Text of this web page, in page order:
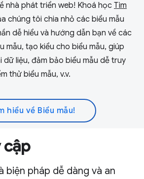
nhà phát triển web! Khoá học Tìm
chúng tôi chia nhỏ các biểu mẫu
dễ hiểu và hướng dẫn bạn về các
mẫu, tạo kiểu cho biểu mẫu, giúp
dữ liệu, đảm bảo biểu mẫu dễ truy
thử biểu mẫu, v.v.
hiểu về Biểu mẫu!
cập
biện pháp dễ dàng và an